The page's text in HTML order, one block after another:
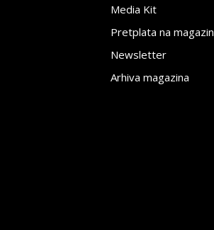
Media Kit
Pretplata na magazin
Newsletter
Arhiva magazina